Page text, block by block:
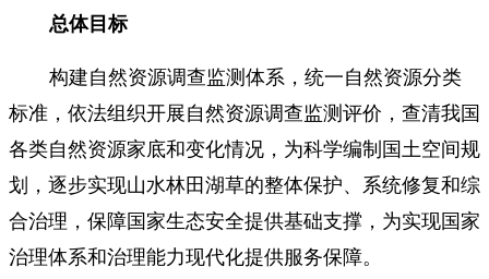
总体目标
构建自然资源调查监测体系，统一自然资源分类
标准，依法组织开展自然资源调查监测评价，查清我国
各类自然资源家底和变化情况，为科学编制国土空间规
划，逐步实现山水林田湖草的整体保护、系统修复和综
合治理，保障国家生态安全提供基础支撑，为实现国家
治理体系和治理能力现代化提供服务保障。